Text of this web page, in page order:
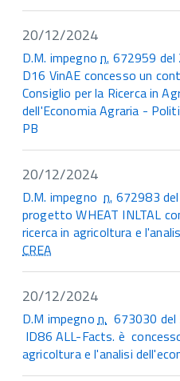
20/12/2024
D.M. impegnon. 672959
D16 VinAE concesso un
Consiglio per la Ricerca in
dell'Economia Agraria -
PB
20/12/2024
D.M. impegnon. 672983
progettoWHEAT INLTAL
ricerca in agricoltura e
CREA
20/12/2024
D.M impegnon. 673030
ID86 ALL-Facts. è
agricoltura e l'analisi